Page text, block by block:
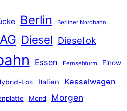
Berlin Berliner Nordbahn
Diesel Diesellok
Essen Fernsehturm Finow
Lok Italien Kesselwagen
Mond Morgen